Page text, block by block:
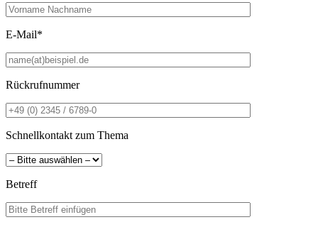
E-Mail*
Rückrufnummer
Schnellkontakt zum Thema
Betreff